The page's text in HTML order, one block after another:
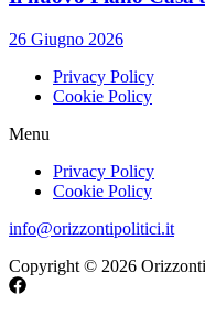
26 Giugno 2026
Privacy Policy
Cookie Policy
Menu
Privacy Policy
Cookie Policy
info@orizzontipolitici.it
Copyright © 2026